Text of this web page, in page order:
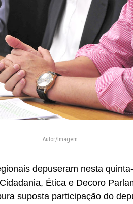
Autor/Imagem:
depuseram nesta
Ética e Decoro
suposta participação do